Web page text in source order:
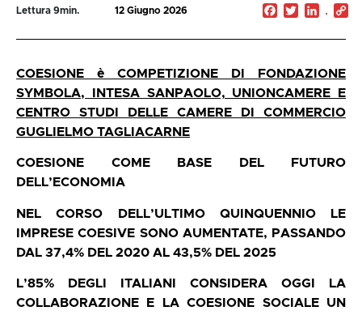
Lettura 9min. 12 Giugno 2026 Facebook
Twitter
COESIONE è COMPETIZIONE DI FONDAZIONE
SYMBOLA, INTESA SANPAOLO, UNIONCAMERE E
CENTRO STUDI DELLE CAMERE DI COMMERCIO
GUGLIELMO TAGLIACARNE
COESIONE COME BASE DEL FUTURO
DELL’ECONOMIA
NEL CORSO DELL’ULTIMO QUINQUENNIO LE
IMPRESE COESIVE SONO AUMENTATE, PASSANDO
DAL 37,4% DEL 2020 AL 43,5% DEL 2025
L’85% DEGLI ITALIANI CONSIDERA OGGI LA
COLLABORAZIONE E LA COESIONE SOCIALE UN